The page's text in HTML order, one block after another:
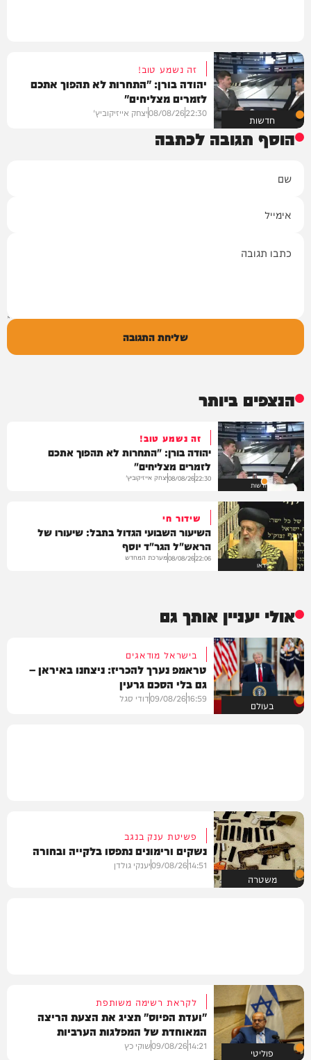
חדשות
זה נשמע טוב!
יהודה בורן: "התחרות לא תהפוך אתכם
לזמרים מצליחים"
22:30
08/08/26יצחק אייזיקוביץ'
הוסף תגובה לכתבה
שליחת התגובה
הנצפים ביותר
חדשות
זה נשמע טוב!
יהודה בורן: "התחרות לא תהפוך אתכם
לזמרים מצליחים"
22:30
08/08/26יצחק אייזיקוביץ'
וידאו
שידור חי
השיעור השבועי הגדול בתבל: שיעורו של
הראש"ל הגר"ד יוסף
22:06
08/08/26מערכת המחדש
אולי יעניין אותך גם
בעולם
בישראל מודאגים
טראמפ נערך להכריז: ניצחנו באיראן –
גם בלי הסכם גרעין
16:59
09/08/26דודי סגל
משטרה
פשיטת ענק בנגב
נשקים ורימונים נתפסו בלקייה ובחורה
14:51
09/08/26יענקי גולדן
פוליטי
לקראת רשימה משותפת
"ועדת הפיוס" תציג את הצעת הריצה
המאוחדת של המפלגות הערביות
14:21
09/08/26שוקי כץ